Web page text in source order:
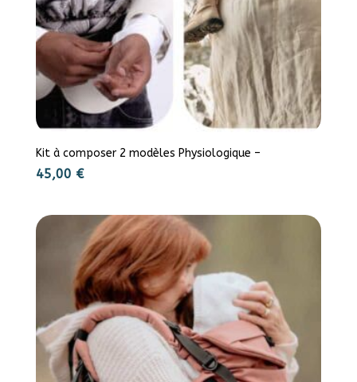
Kit à composer 2 modèles Physiologique –
45,00 €